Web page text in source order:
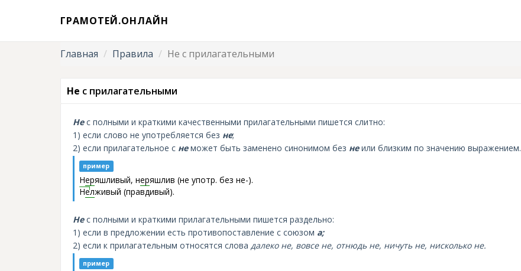
ГРАМОТЕЙ.ОНЛАЙН
Главная Правила Не с прилагательными
Не с прилагательными
Нес полными и краткими качественными прилагательными пишется слитно:
1) если слово не употребляется без не;
2) если прилагательное с неможет быть заменено синонимом без неили близким по значению выражением.
пример
Неряшливый, неряшлив (не употр. без не-).
Нелживый (правдивый).
Нес полными и краткими прилагательными пишется раздельно:
1) если в предложении есть противопоставление с союзом а;
2) если к прилагательным относятся слова далеко не, вовсе не, отнюдь не, ничуть не, нисколько не.
пример